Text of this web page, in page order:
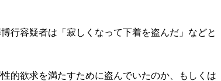
行容疑者は「寂しくなって下着を盗んだ」などと
的欲求を満たすために盗んでいたのか、もしくは